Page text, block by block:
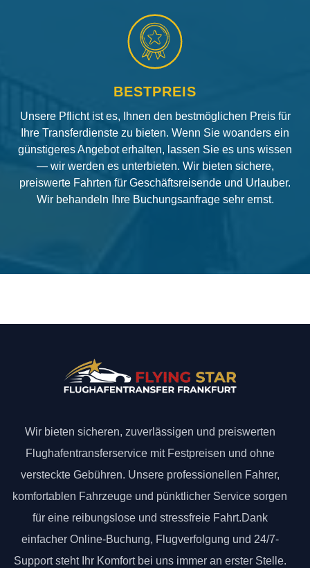
BESTPREIS
Unsere Pflicht ist es, Ihnen den bestmöglichen Preis für
Ihre Transferdienste zu bieten. Wenn Sie woanders ein
günstigeres Angebot erhalten, lassen Sie es uns wissen
— wir werden es unterbieten. Wir bieten sichere,
preiswerte Fahrten für Geschäftsreisende und Urlauber.
Wir behandeln Ihre Buchungsanfrage sehr ernst.
Wir bieten sicheren, zuverlässigen und preiswerten
Flughafentransferservice mit Festpreisen und ohne
versteckte Gebühren. Unsere professionellen Fahrer,
komfortablen Fahrzeuge und pünktlicher Service sorgen
für eine reibungslose und stressfreie Fahrt.Dank
einfacher Online-Buchung, Flugverfolgung und 24/7-
Support steht Ihr Komfort bei uns immer an erster Stelle.